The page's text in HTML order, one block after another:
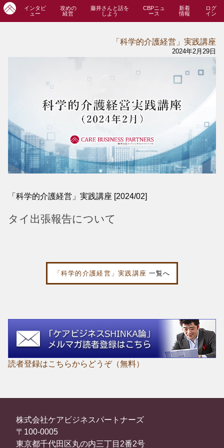
インタビ
ュー
攻めの
経営
藤井さんと話を
しよう
CBPニュ
ース
新着
情報
ログ
イン
「科学的介護経営」実践講座
2024年2月29日
「科学的介護経営」実践講座 [2024/02]
タイ出張報告について
「科学的介護経営」実践講座 一覧へ
読者登録はこちらからどうぞ（無料）
株式会社ケアビジネスパートナーズ
〒100-0005
東京都千代田区丸の内三丁目2番2号